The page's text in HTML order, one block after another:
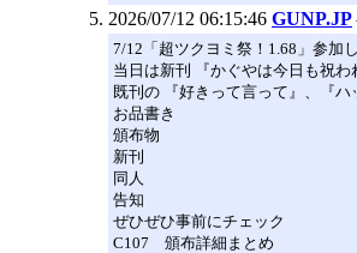
2026/07/12 06:15:46 GUNP.JP
7/12「超ツクヨミ祭！1.68」参加
当日は新刊 『かぐやは今日も祝わ
既刊の 『好きって言って』、『
お品書き
頒布物
新刊
同人
告知
ぜひぜひ事前にチェック
C107 頒布詳細まとめ